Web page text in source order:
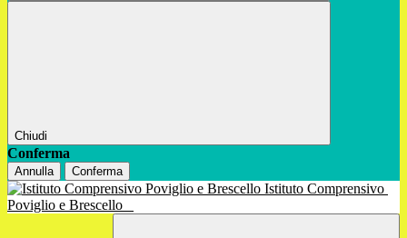
Chiudi
Conferma
Annulla Conferma
Istituto Comprensivo
Poviglio e Brescello